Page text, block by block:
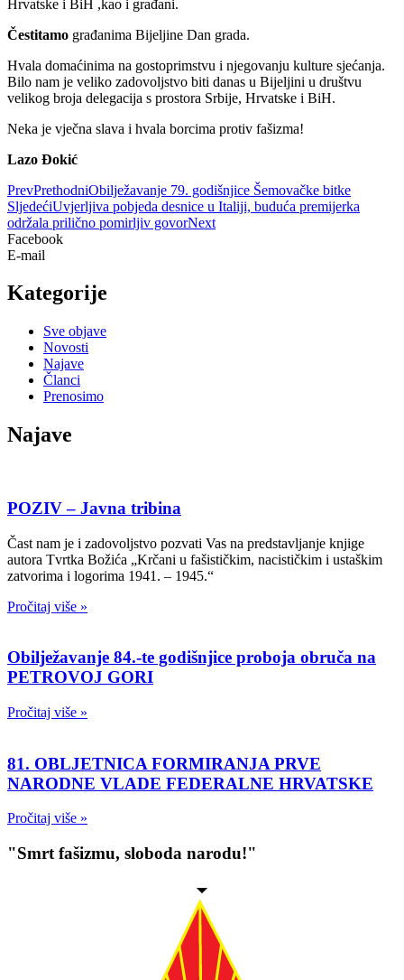
Hrvatske i BiH ,kao i građani.
Čestitamo građanima Bijeljine Dan grada.
Hvala domaćinima na gostoprimstvu i njegovanju kulture sjećanja.
Bilo nam je veliko zadovoljstvo biti danas u Bijeljini u društvu
velikog broja delegacija s prostora Srbije, Hrvatske i BiH.
Neka je vječna slava i hvala borcima protiv fašizma!
Lazo Đokić
PrevPrethodniObilježavanje 79. godišnjice Šemovačke bitke
SljedećiUvjerljiva pobjeda desnice u Italiji, buduća premijerka
održala prilično pomirljiv govorNext
Facebook
E-mail
Kategorije
Sve objave
Novosti
Najave
Članci
Prenosimo
Najave
POZIV – Javna tribina
Čast nam je i zadovoljstvo pozvati Vas na predstavljanje knjige
autora Tvrtka Božića „Krčani u fašističkim, nacističkim i ustaškim
zatvorima i logorima 1941. – 1945.“
Pročitaj više »
Obilježavanje 84.-te godišnjice proboja obruča na
PETROVOJ GORI
Pročitaj više »
81. OBLJETNICA FORMIRANJA PRVE
NARODNE VLADE FEDERALNE HRVATSKE
Pročitaj više »
"Smrt fašizmu, sloboda narodu!"